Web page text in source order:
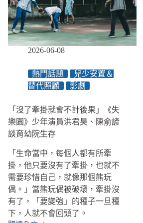
2026-06-08
熱門話題
兒少安置＆
替代照顧
影劇
「沒了牽掛就會不計後果」《失
樂園》少年演員洪君昊、陳俞諺
談育幼院生存
「生命當中，每個人都有所牽
掛，他只要沒有了牽掛，也就不
需要珍惜自己，就像那個熊玩
偶。」當熊玩偶被破壞，牽掛沒
有了，「要變強」的種子一旦種
下，人就不會回頭了。